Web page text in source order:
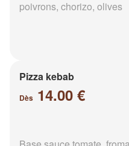
poivrons, chorizo, olives
Pizza kebab
Dès 14.00 €